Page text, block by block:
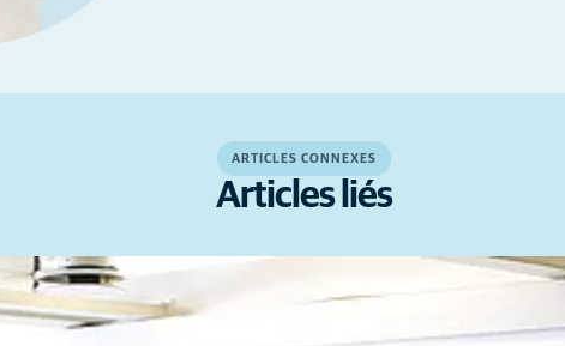
ARTICLES CONNEXES
Articles liés